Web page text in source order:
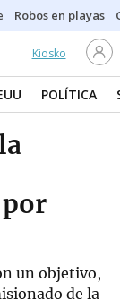
Robos en playas
Kiosko
POLÍTICA
por
un objetivo,
de la